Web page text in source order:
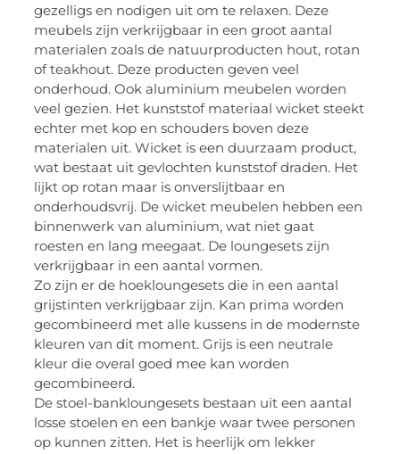
gezelligs en nodigen uit om te relaxen. Deze
meubels zijn verkrijgbaar in een groot aantal
materialen zoals de natuurproducten hout, rotan
of teakhout. Deze producten geven veel
onderhoud. Ook aluminium meubelen worden
veel gezien. Het kunststof materiaal wicket steekt
echter met kop en schouders boven deze
materialen uit. Wicket is een duurzaam product,
wat bestaat uit gevlochten kunststof draden. Het
lijkt op rotan maar is onverslijtbaar en
onderhoudsvrij. De wicket meubelen hebben een
binnenwerk van aluminium, wat niet gaat
roesten en lang meegaat. De loungesets zijn
verkrijgbaar in een aantal vormen.
Zo zijn er de hoekloungesets die in een aantal
grijstinten verkrijgbaar zijn. Kan prima worden
gecombineerd met alle kussens in de modernste
kleuren van dit moment. Grijs is een neutrale
kleur die overal goed mee kan worden
gecombineerd.
De stoel-bankloungesets bestaan uit een aantal
losse stoelen en een bankje waar twee personen
op kunnen zitten. Het is heerlijk om lekker